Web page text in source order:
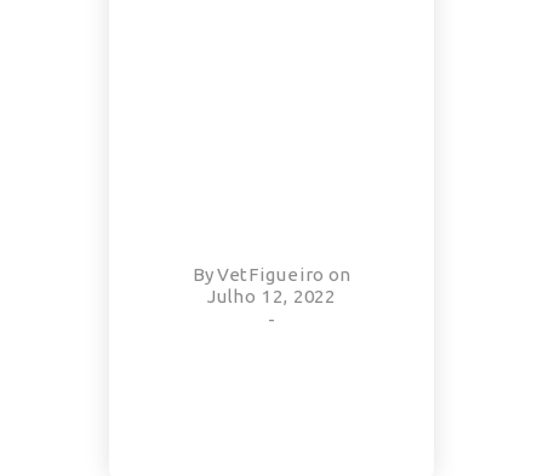
ByVetFigueiro on
Julho 12, 2022
-